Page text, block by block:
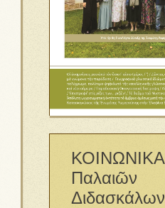
ΚΟΙΝΩΝΙΚΑ
Παλαιῶν
Διδασκάλων